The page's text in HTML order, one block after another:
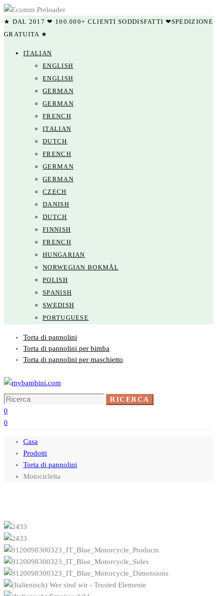
★ DAL 2017 ❤ 100.000+ CLIENTI SODDISFATTI ❤SPEDIZIONE
GRATUITA ★
ITALIAN
ENGLISH
ENGLISH
GERMAN
GERMAN
FRENCH
ITALIAN
DUTCH
FRENCH
GERMAN
GERMAN
CZECH
DANISH
DUTCH
FINNISH
FRENCH
HUNGARIAN
NORWEGIAN BOKMÅL
POLISH
SPANISH
SWEDISH
PORTUGUESE
Torta di pannolini
Torta di pannolini per bimba
Torta di pannolini per maschietto
Ricerca
per:
RICERCA
0
0
Casa
Prodotti
Torta di pannolini
Motocicletta